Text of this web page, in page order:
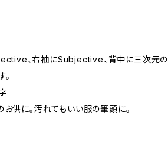
、右袖にSubjective、背中に三次元の
お供に。汚れてもいい服の筆頭に。